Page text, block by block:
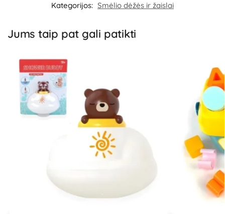
Kategorijos: Smėlio dėžės ir žaislai
Jums taip pat gali patikti